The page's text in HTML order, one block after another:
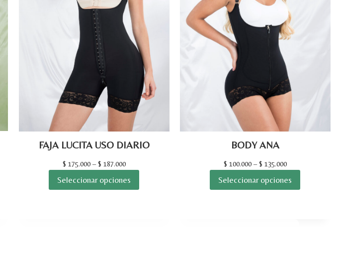
FAJA LUCITA USO DIARIO
$ 175.000–$ 187.000
Seleccionar opciones
BODY ANA
$ 100.000–$ 135.000
Seleccionar opciones